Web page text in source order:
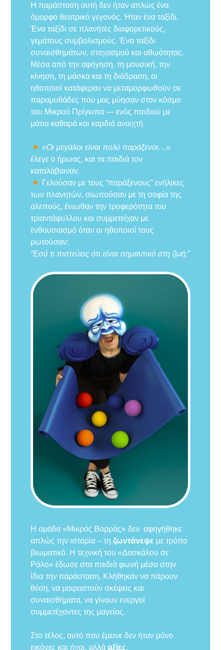
Η παράσταση αυτή δεν ήταν απλώς ένα
όμορφο θεατρικό γεγονός. Ήταν ένα ταξίδι.
Ένα ταξίδι σε πλανήτες διαφορετικούς,
γεμάτους συμβολισμούς. Ένα ταξίδι
συναισθημάτων, στοχασμού και αθωότητας.
Μέσα από την αφήγηση, τη μουσική, την
κίνηση, τη μάσκα και τη διάδραση, οι
ηθοποιοί κατάφεραν να μεταμορφωθούν σε
παραμυθάδες που μας μύησαν στον κόσμο
του Μικρού Πρίγκιπα — ενός παιδιού με
μάτια καθαρά και καρδιά ανοιχτή.
«Οι μεγάλοι είναι πολύ παράξενοι…»
έλεγε ο ήρωας, και τα παιδιά τον
καταλάβαιναν.
Γελούσαν με τους “παράξενους” ενήλικες
των πλανητών, σιωπούσαν με τη σοφία της
αλεπούς, ένιωθαν την τρυφερότητα του
τριαντάφυλλου και συμμετείχαν με
ενθουσιασμό όταν οι ηθοποιοί τους
ρωτούσαν:
“Εσύ τι πιστεύεις ότι είναι σημαντικό στη ζωή;”
Η ομάδα «Μικρός Βορράς» δεν αφηγήθηκε
απλώς την ιστορία – τηζωντάνεψε με τρόπο
βιωματικό. Η τεχνική του «Δασκάλου σε
Ρόλο» έδωσε στα παιδιά φωνή μέσα στην
ίδια την παράσταση. Κλήθηκαν να πάρουν
θέση, να μοιραστούν σκέψεις και
συναισθήματα, να γίνουν ενεργοί
συμμετέχοντες της μαγείας.
Στο τέλος, αυτό που έμεινε δεν ήταν μόνο
εικόνες και ήχοι, αλλάαξίες.